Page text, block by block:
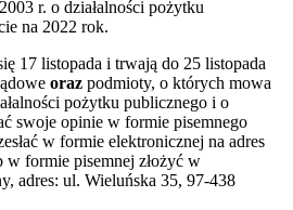
r. o działalności pożytku
na 2022 rok.
17 listopada i trwają do 25 listopada
oraz podmioty, o których mowa
pożytku publicznego i o
swoje opinie w formie pisemnego
w formie elektronicznej na adres
w formie pisemnej złożyć w
adres: ul. Wieluńska 35, 97-438